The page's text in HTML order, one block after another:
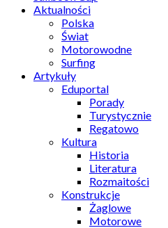
Aktualności
Polska
Świat
Motorowodne
Surfing
Artykuły
Eduportal
Porady
Turystycznie
Regatowo
Kultura
Historia
Literatura
Rozmaitości
Konstrukcje
Żaglowe
Motorowe